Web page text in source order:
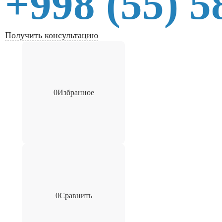
Получить консультацию
0Избранное
0Сравнить